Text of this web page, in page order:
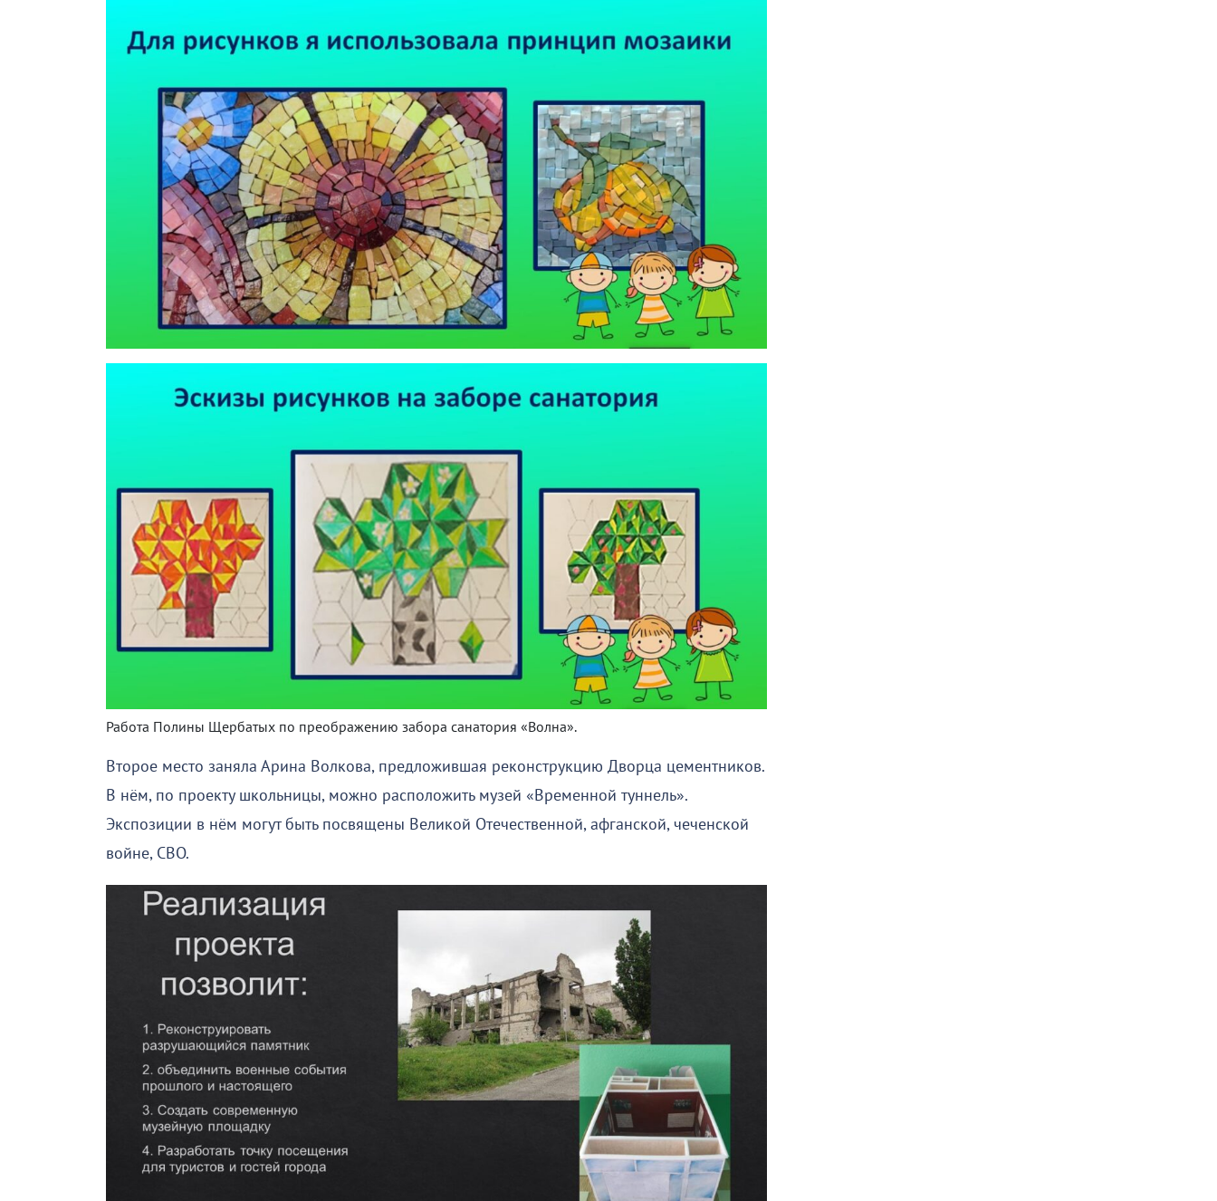
Работа Полины Щербатых по преображению забора санатория «Волна».
Второе место заняла Арина Волкова, предложившая реконструкцию Дворца цементников.
В нём, по проекту школьницы, можно расположить музей «Временной туннель».
Экспозиции в нём могут быть посвящены Великой Отечественной, афганской, чеченской
войне, СВО.